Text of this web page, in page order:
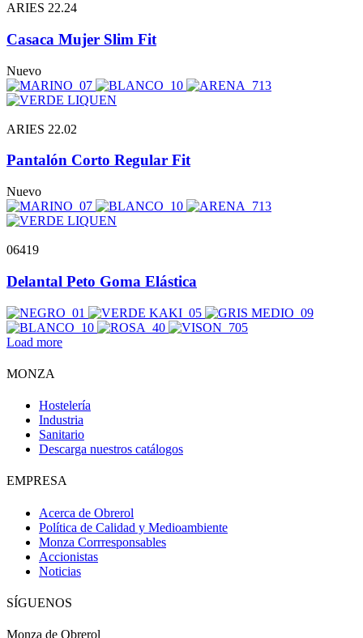
ARIES 22.24
Casaca Mujer Slim Fit
Nuevo
ARIES 22.02
Pantalón Corto Regular Fit
Nuevo
06419
Delantal Peto Goma Elástica
Load more
MONZA
Hostelería
Industria
Sanitario
Descarga nuestros catálogos
EMPRESA
Acerca de Obrerol
Política de Calidad y Medioambiente
Monza Corrresponsables
Accionistas
Noticias
SÍGUENOS
Monza de Obrerol